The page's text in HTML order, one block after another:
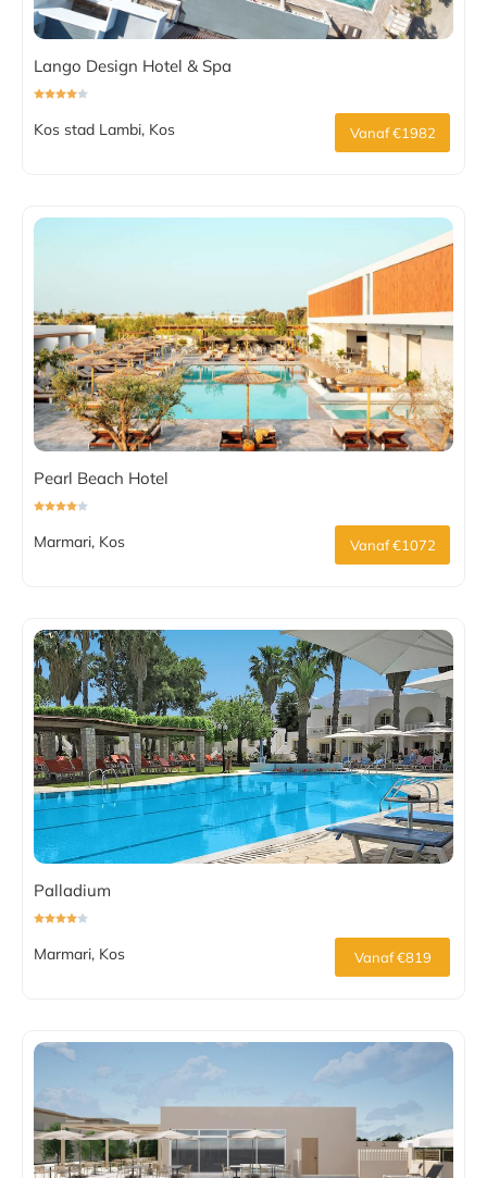
Lango Design Hotel & Spa
Kos stad Lambi, Kos Vanaf €1982
Pearl Beach Hotel
Marmari, Kos Vanaf €1072
Palladium
Marmari, Kos Vanaf €819